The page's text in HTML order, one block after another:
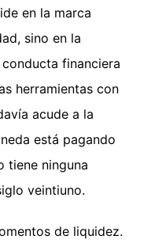
en la marca
sino en la
financiera
herramientas con
acude a la
está pagando
tiene ninguna
veintiuno.
de liquidez.